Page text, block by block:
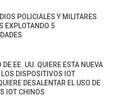
POLICIALES Y MILITARES
EXPLOTANDO 5
DE EE. UU. QUIERE ESTA NUEVA
LOS DISPOSITIVOS IOT
DESALENTAR EL USO DE
IOT CHINOS